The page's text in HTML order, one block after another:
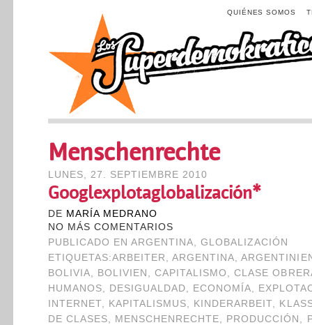
QUIÉNES SOMOS
Menschenrechte
LUNES, 27. SEPTIEMBRE 2010
Googlexplotaglobalización*
DE MARÍA MEDRANO
NO MÁS COMENTARIOS
PUBLICADO EN ARGENTINA,GLOBALIZACIÓN
ETIQUETAS:ARBEITER ,ARGENTINA,
BOLIVIA, BOLIVIEN , CAPITALISMO ,CLASE
HUMANOS, DESIGUALDAD, ECONOMÍA,
INTERNET, KAPITALISMUS, KINDERARBEIT,
DE CLASES, MENSCHENRECHTE, PRODUCCIÓN ,